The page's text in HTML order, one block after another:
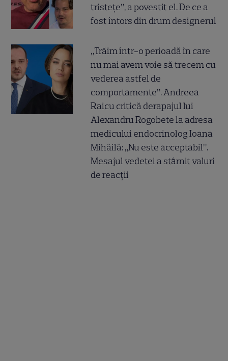
tristețe”, a povestit el. De ce a
fost întors din drum designerul
„Trăim într-o perioadă în care
nu mai avem voie să trecem cu
vederea astfel de
comportamente”. Andreea
Raicu critică derapajul lui
Alexandru Rogobete la adresa
medicului endocrinolog Ioana
Mihăilă: „Nu este acceptabil”.
Mesajul vedetei a stârnit valuri
de reacții